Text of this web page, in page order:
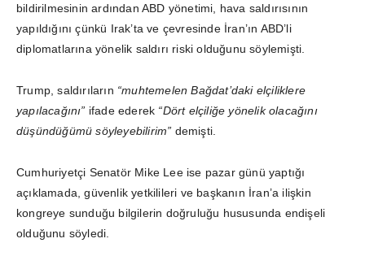
bildirilmesinin ardından ABD yönetimi, hava saldırısının
yapıldığını çünkü Irak’ta ve çevresinde İran’ın ABD’li
diplomatlarına yönelik saldırı riski olduğunu söylemişti.
Trump, saldırıların “muhtemelen Bağdat’daki elçiliklere
yapılacağını” ifade ederek “Dört elçiliğe yönelik olacağını
düşündüğümü söyleyebilirim” demişti.
Cumhuriyetçi Senatör Mike Lee ise pazar günü yaptığı
açıklamada, güvenlik yetkilileri ve başkanın İran’a ilişkin
kongreye sunduğu bilgilerin doğruluğu hususunda endişeli
olduğunu söyledi.